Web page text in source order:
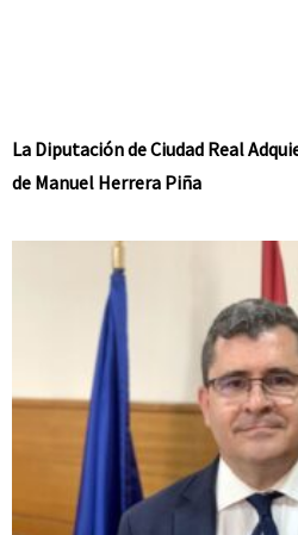
La Diputación de Ciudad Real
de Manuel Herrera Piña